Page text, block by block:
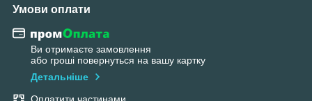
Умови оплати
Ви отримаєте замовлення
або гроші повернуться на вашу картку
Детальніше